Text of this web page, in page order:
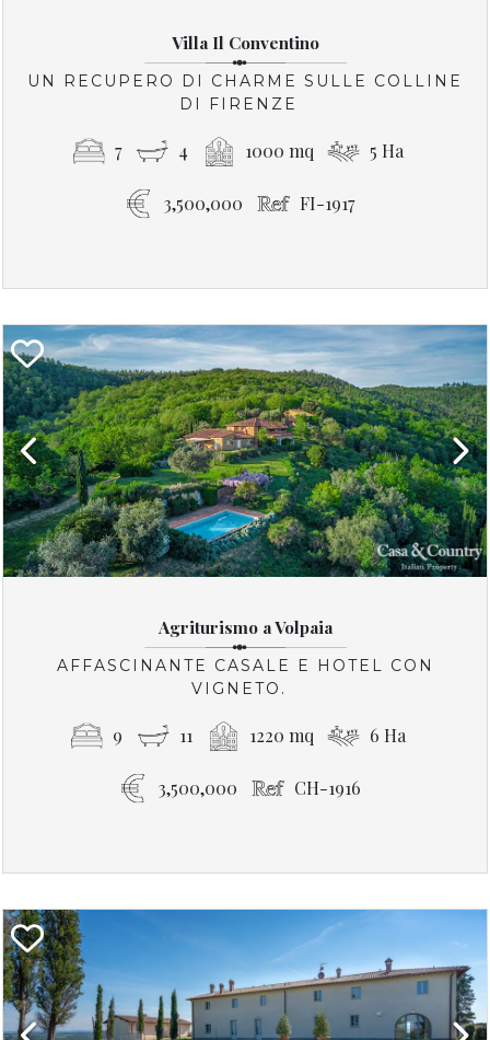
Villa Il Conventino
UN RECUPERO DI CHARME SULLE COLLINE
DI FIRENZE
7 4 1000 mq 5 Ha
3,500,000 FI-1917
Previous Next
Agriturismo a Volpaia
AFFASCINANTE CASALE E HOTEL CON
VIGNETO.
9 11 1220 mq 6 Ha
3,500,000 CH-1916
Previous Next